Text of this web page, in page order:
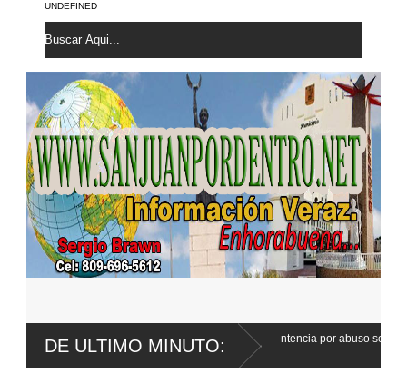
UNDEFINED
DE ULTIMO MINUTO:
Wander Franco apela sentencia por abuso sexual
Poder Ejecutivo